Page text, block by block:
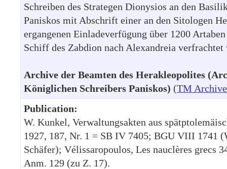
Schreiben des Strategen Dionysios an den
Paniskos mit Abschrift einer an den Sitologen
ergangenen Einladeverfügung über 1200
Schiff des Zabdion nach Alexandreia verfrachtet
Archive der Beamten des Herakleopolites
Königlichen Schreibers Paniskos) (TM
Publication:
W. Kunkel, Verwaltungsakten aus
1927, 187, Nr. 1 = SB IV 7405; BGU VIII 1741
Schäfer); Vélissaropoulos, Les nauclères grecs
Anm. 129 (zu Z. 17).